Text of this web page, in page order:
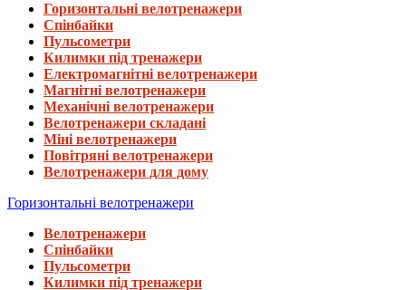
Горизонтальні велотренажери
Спінбайки
Пульсометри
Килимки під тренажери
Електромагнітні велотренажери
Магнітні велотренажери
Механічні велотренажери
Велотренажери складані
Міні велотренажери
Повітряні велотренажери
Велотренажери для дому
Горизонтальні велотренажери
Велотренажери
Спінбайки
Пульсометри
Килимки під тренажери